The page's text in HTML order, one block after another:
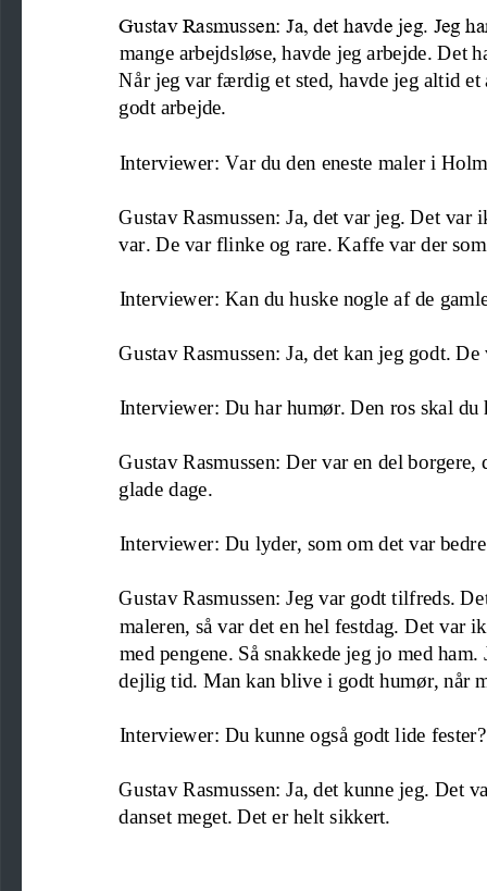
Gustav Rasmussen: Ja, det havde jeg. Jeg
mange arbejdsløse, havde jeg arbejde. Det
Når jeg var færdig et sted, havde jeg altid
godt arbejde.
Interviewer: Var du den eneste maler i
Gustav Rasmussen: Ja, det var jeg. Det var
var. De var flinke og rare. Kaffe var der
Interviewer: Kan du huske nogle af de
Gustav Rasmussen: Ja, det kan jeg godt. De
Interviewer: Du har humør. Den ros skal du
Gustav Rasmussen: Der var en del
glade dage.
Interviewer: Du lyder, som om det var
Gustav Rasmussen: Jeg var godt tilfreds.
maleren, så var det en hel festdag. Det var
med pengene. Så snakkede jeg jo med
dejlig tid. Man kan blive i godt humør, når
Interviewer: Du kunne også godt lide fester?
Gustav Rasmussen: Ja, det kunne jeg. Det
danset meget. Det er helt sikkert.